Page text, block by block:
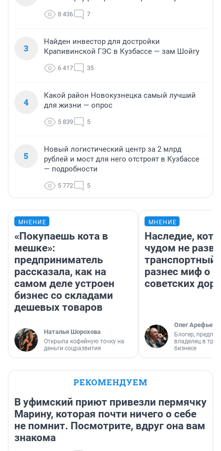
8 436 7
3
Найден инвестор для достройки
Крапивинской ГЭС в Кузбассе — зам Шойгу
6 417 35
4
Какой район Новокузнецка самый лучший
для жизни — опрос
5 839 5
5
Новый логистический центр за 2 млрд
рублей и мост для него отстроят в Кузбассе
— подробности
5 772 5
МНЕНИЕ
«Покупаешь кота в
мешке»:
предприниматель
рассказала, как на
самом деле устроен
бизнес со складами
дешевых товаров
Наталья Шорохова
Открыла кофейную точку на
деньги соцразвития
МНЕНИЕ
Наследие,
чудом не
транспортный
разнес миф о
советских
Олег Арефьев
Блогер,
владелец в
бизнесе
РЕКОМЕНДУЕМ
В уфимский приют привезли пермячку
Марину, которая почти ничего о себе
не помнит. Посмотрите, вдруг она вам
знакома